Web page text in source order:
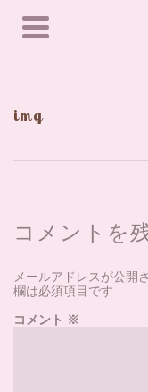
img
コメントを
メールアドレスが公開
欄は必須項目です
コメント ※